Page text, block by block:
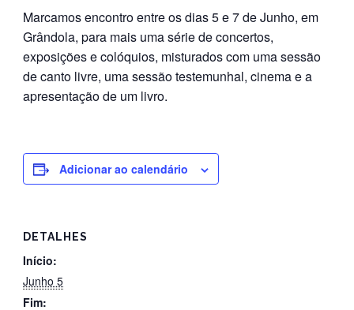
Marcamos encontro entre os dias 5 e 7 de Junho, em
Grândola, para mais uma série de concertos,
exposições e colóquios, misturados com uma sessão
de canto livre, uma sessão testemunhal, cinema e a
apresentação de um livro.
Adicionar ao calendário
DETALHES
Início:
Junho 5
Fim: